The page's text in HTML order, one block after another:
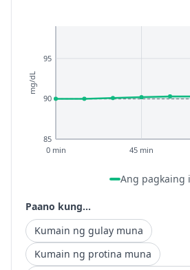
85
90
95
0 min 45 min
mg/dL
Ang pagkaing
Paano kung...
Kumain ng gulay muna
Kumain ng protina muna